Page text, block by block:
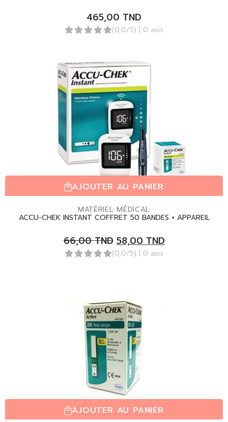
465,00 TND
(0,0/5) | 0 avis
AJOUTER AU PANIER
MATÉRIEL MÉDICAL
ACCU-CHEK INSTANT COFFRET 50 BANDES + APPAREIL
66,00TND 58,00TND
(0,0/5) | 0 avis
AJOUTER AU PANIER